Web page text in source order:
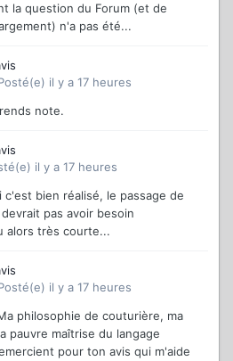
la question du Forum (et de
n'a pas été...
il y a 17 heures
note.
il y a 17 heures
c'est bien réalisé, le passage de
pas avoir besoin
alors très courte...
il y a 17 heures
philosophie de couturière, ma
pauvre maîtrise du langage
pour ton avis qui m'aide